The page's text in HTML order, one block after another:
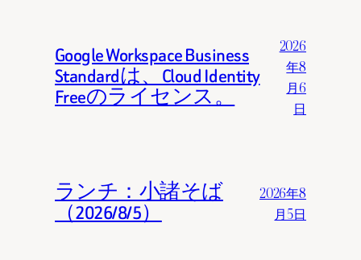
Google Workspace Business
Standardは、Cloud Identity
Freeのライセンス。
2026
年8
月6
日
ランチ：小諸そば
（2026/8/5）
2026年8
月5日